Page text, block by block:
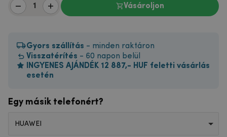
Vásároljon
Gyors szállítás - minden raktáron
Visszatérítés - 60 napon belül
INGYENES AJÁNDÉK 12 887,- HUF feletti vásárlás
esetén
Egy másik telefonért?
HUAWEI